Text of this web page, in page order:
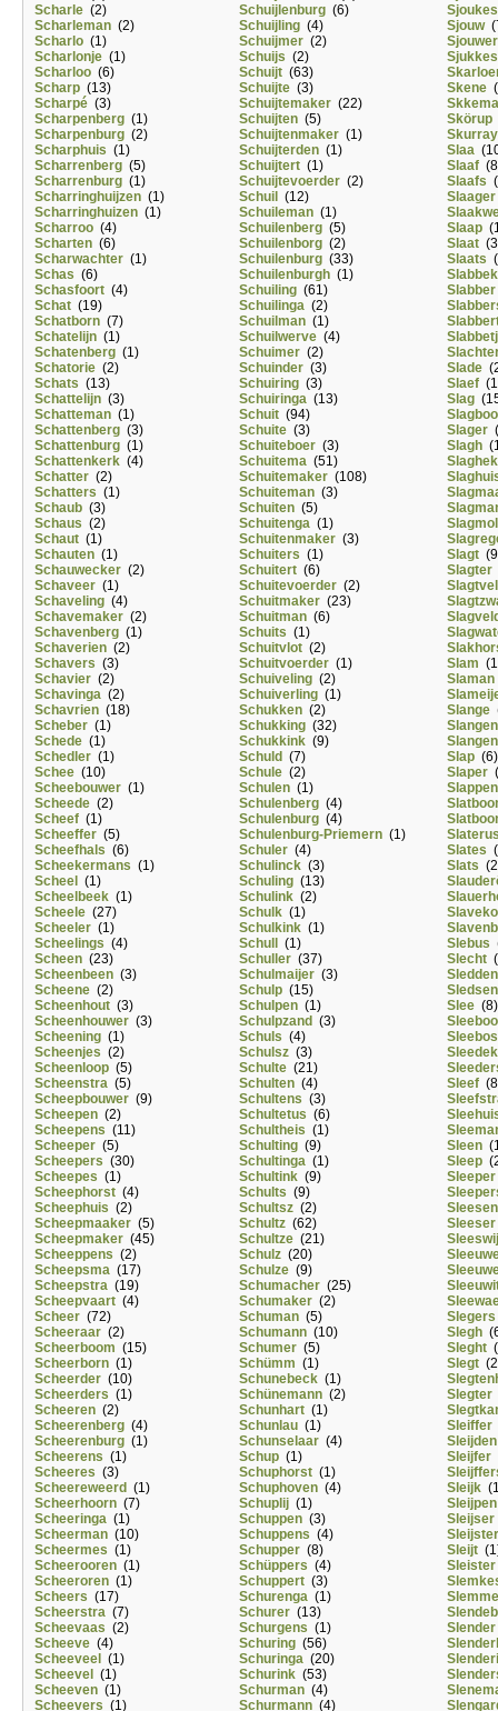
Scharle (2)
Scharleman (2)
Scharlo (1)
Scharlonje (1)
Scharloo (6)
Scharp (13)
Scharpé (3)
Scharpenberg (1)
Scharpenburg (2)
Scharphuis (1)
Scharrenberg (5)
Scharrenburg (1)
Scharringhuijzen (1)
Scharringhuizen (1)
Scharroo (4)
Scharten (6)
Scharwachter (1)
Schas (6)
Schasfoort (4)
Schat (19)
Schatborn (7)
Schatelijn (1)
Schatenberg (1)
Schatorie (2)
Schats (13)
Schattelijn (3)
Schatteman (1)
Schattenberg (3)
Schattenburg (1)
Schattenkerk (4)
Schatter (2)
Schatters (1)
Schaub (3)
Schaus (2)
Schaut (1)
Schauten (1)
Schauwecker (2)
Schaveer (1)
Schaveling (4)
Schavemaker (2)
Schavenberg (1)
Schaverien (2)
Schavers (3)
Schavier (2)
Schavinga (2)
Schavrien (18)
Scheber (1)
Schede (1)
Schedler (1)
Schee (10)
Scheebouwer (1)
Scheede (2)
Scheef (1)
Scheeffer (5)
Scheefhals (6)
Scheekermans (1)
Scheel
(1)
Scheelbeek (1)
Scheele (27)
Scheeler (1)
Scheelings (4)
Scheen (23)
Scheenbeen (3)
Scheene (2)
Scheenhout (3)
Scheenhouwer (3)
Scheening (1)
Scheenjes (2)
Scheenloop (5)
Scheenstra (5)
Scheepbouwer (9)
Scheepen (2)
Scheepens (11)
Scheeper (5)
Scheepers (30)
Scheepes (1)
Scheephorst (4)
Scheephuis (2)
Scheepmaaker (5)
Scheepmaker (45)
Scheeppens (2)
Scheepsma (17)
Scheepstra (19)
Scheepvaart (4)
Scheer (72)
Scheeraar (2)
Scheerboom (15)
Scheerborn (1)
Scheerder (10)
Scheerders (1)
Scheeren (2)
Scheerenberg (4)
Scheerenburg (1)
Scheerens (1)
Scheeres (3)
Scheereweerd (1)
Scheerhoorn (7)
Scheeringa (1)
Scheerman (10)
Scheermes (1)
Scheerooren (1)
Scheeroren (1)
Scheers (17)
Scheerstra (7)
Scheevaas (2)
Scheeve (4)
Scheeveel
(1)
Scheevel
(1)
Scheeven (1)
Scheevers (1)
Schuijlenburg (6)
Schuijling (4)
Schuijmer (2)
Schuijs (2)
Schuijt (63)
Schuijte (3)
Schuijtemaker (22)
Schuijten (5)
Schuijtenmaker (1)
Schuijterden (1)
Schuijtert (1)
Schuijtevoerder (2)
Schuil
(12)
Schuileman (1)
Schuilenberg (5)
Schuilenborg (2)
Schuilenburg (33)
Schuilenburgh (1)
Schuiling (61)
Schuilinga (2)
Schuilman (1)
Schuilwerve (4)
Schuimer (2)
Schuinder (3)
Schuiring (3)
Schuiringa (13)
Schuit (94)
Schuite (3)
Schuiteboer (3)
Schuitema (51)
Schuitemaker (108)
Schuiteman (3)
Schuiten (5)
Schuitenga (1)
Schuitenmaker (3)
Schuiters (1)
Schuitert (6)
Schuitevoerder (2)
Schuitmaker (23)
Schuitman (6)
Schuits (1)
Schuitvlot (2)
Schuitvoerder (1)
Schuiveling (2)
Schuiverling (1)
Schukken (2)
Schukking (32)
Schukkink (9)
Schuld (7)
Schule (2)
Schulen (1)
Schulenberg (4)
Schulenburg (4)
Schulenburg-Priemern (1)
Schuler (4)
Schulinck (3)
Schuling (13)
Schulink (2)
Schulk (1)
Schulkink (1)
Schull
(1)
Schuller (37)
Schulmaijer (3)
Schulp (15)
Schulpen (1)
Schulpzand (3)
Schuls (4)
Schulsz (3)
Schulte (21)
Schulten (4)
Schultens (3)
Schultetus (6)
Schultheis (1)
Schulting (9)
Schultinga (1)
Schultink (9)
Schults (9)
Schultsz (2)
Schultz (62)
Schultze (21)
Schulz (20)
Schulze (9)
Schumacher (25)
Schumaker (2)
Schuman (5)
Schumann (10)
Schumer (5)
Schümm (1)
Schunebeck (1)
Schünemann (2)
Schunhart (1)
Schunlau (1)
Schunselaar (4)
Schup (1)
Schuphorst (1)
Schuphoven (4)
Schuplij (1)
Schuppen (3)
Schuppens (4)
Schupper (8)
Schüppers (4)
Schuppert (3)
Schurenga (1)
Schurer (13)
Schurgens (1)
Schuring (56)
Schuringa (20)
Schurink (53)
Schurman (4)
Schurmann (4)
Sjoukes
Sjouw
Sjukkes
Skene
Skkema
Skörup
Skurray
Slaa
Slaaf
Slaafs
Slaager
Slaap
Slaat
Slaats
Slabber
Slade
Slaef
Slag
Slager
Slagh
Slaghek
Slagt
Slagter
Slam
Slaman
Slange
Slangen
Slap (6)
Slaper
Slates
Slats
Slebus
Slecht
Slee (8)
Sleebos
Sleef
Sleen
Sleep
Sleeper
Sleesen
Sleeser
Slegers
Slegh
Sleght
Slegt
Slegter
Sleiffer
Sleijden
Sleijfer
Sleijk
Sleijpen
Sleijser
Sleijster
Sleijt
Sleister
Slender